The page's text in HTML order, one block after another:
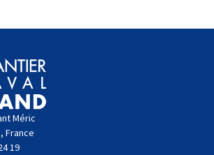
Méric
France
19